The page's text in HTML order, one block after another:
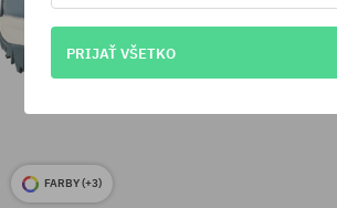
FARBY (+3)
PRIJAŤ VŠETKO